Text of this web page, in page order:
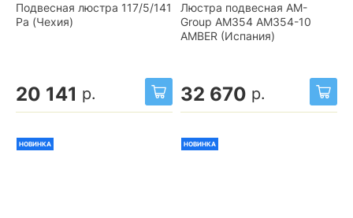
Подвесная люстра 117/5/141
Pa (Чехия)
20 141 р.
Люстра подвесная AM-
Group AM354 AM354-10
AMBER (Испания)
32 670 р.
НОВИНКА НОВИНКА